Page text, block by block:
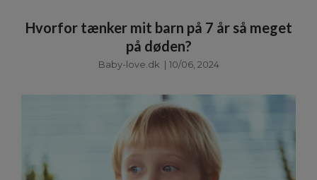
Hvorfor tænker mit barn på 7 år så meget
på døden?
Baby-love.dk 10/06, 2024